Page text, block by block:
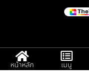
หน้าหลัก เมนู